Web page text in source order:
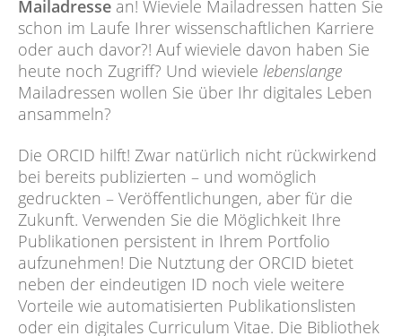
Mailadresse an! Wieviele Mailadressen hatten Sie
schon im Laufe Ihrer wissenschaftlichen Karriere
oder auch davor?! Auf wieviele davon haben Sie
heute noch Zugriff? Und wieviele lebenslange
Mailadressen wollen Sie über Ihr digitales Leben
ansammeln?
Die ORCID hilft! Zwar natürlich nicht rückwirkend
bei bereits publizierten – und womöglich
gedruckten – Veröffentlichungen, aber für die
Zukunft. Verwenden Sie die Möglichkeit Ihre
Publikationen persistent in Ihrem Portfolio
aufzunehmen! Die Nutztung der ORCID bietet
neben der eindeutigen ID noch viele weitere
Vorteile wie automatisierten Publikationslisten
oder ein digitales Curriculum Vitae. Die Bibliothek